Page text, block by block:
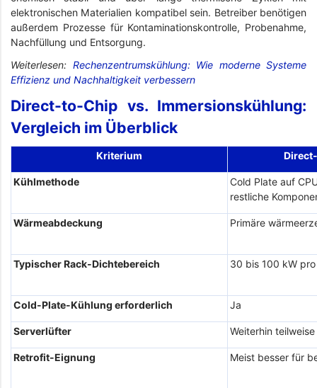
elektronischen Materialien kompatibel sein. Betreiber benötigen
außerdem Prozesse für Kontaminationskontrolle, Probenahme,
Nachfüllung und Entsorgung.
Weiterlesen: Rechenzentrumskühlung: Wie moderne Systeme
Effizienz und Nachhaltigkeit verbessern
Direct-to-Chip vs. Immersionskühlung:
Vergleich im Überblick
Kriterium
Kühlmethode
Cold Plate auf
restliche
Wärmeabdeckung Primäre
Typischer Rack-Dichtebereich 30 bis 100 kW
Cold-Plate-Kühlung erforderlich Ja
Serverlüfter Weiterhin
Retrofit-Eignung Meist besser für